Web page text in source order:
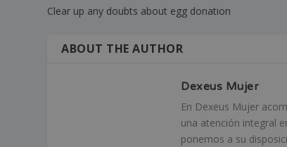
Clear up any doubts about egg donation
ABOUT THE AUTHOR
Dexeus Mujer
En Dexeus Mujer
una atención integral
ponemos a su